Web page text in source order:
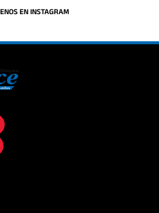
EN INSTAGRAM